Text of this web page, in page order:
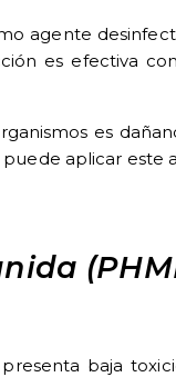
agente
es efectiva
es
puede aplicar este
baja